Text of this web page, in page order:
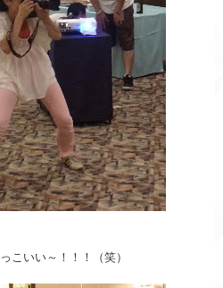
こいい～！！！（笑）